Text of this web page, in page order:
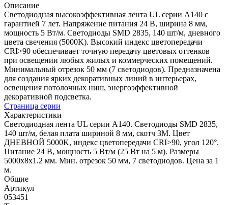
Описание
Светодиодная высокоэффективная лента UL серии A140 с
гарантией 7 лет. Напряжение питания 24 В, ширина 8 мм,
мощность 5 Вт/м. Светодиоды SMD 2835, 140 шт/м, дневного
цвета свечения (5000K). Высокий индекс цветопередачи
CRI>90 обеспечивает точную передачу цветовых оттенков
при освещении любых жилых и коммерческих помещений.
Минимальный отрезок 50 мм (7 светодиодов). Предназначена
для создания ярких декоративных линий в интерьерах,
освещения потолочных ниш, энергоэффективной
декоративной подсветка.
Страница серии
Характеристики
Светодиодная лента UL серии A140. Светодиоды SMD 2835,
140 шт/м, белая плата шириной 8 мм, скотч 3M. Цвет
ДНЕВНОЙ 5000K, индекс цветопередачи CRI>90, угол 120°.
Питание 24 В, мощность 5 Вт/м (25 Вт на 5 м). Размеры
5000x8x1.2 мм. Мин. отрезок 50 мм, 7 светодиодов. Цена за 1
м.
Общие
Артикул
053451